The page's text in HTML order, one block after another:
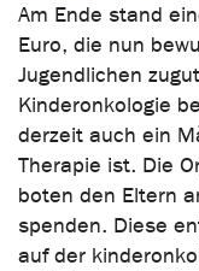
Am Ende stand
Euro, die nun
Jugendlichen
Kinderonkologie
derzeit auch ein
Therapie ist. Die
boten den Eltern
spenden. Diese
auf der